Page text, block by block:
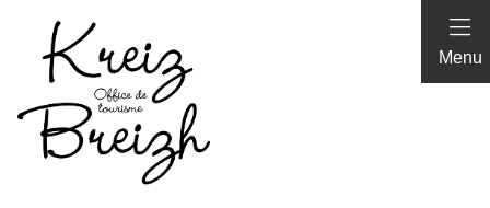
Panneau de gestion des cookies
Menu